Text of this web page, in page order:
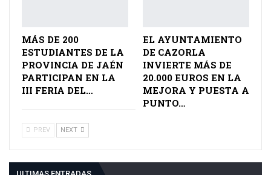
MÁS DE 200
ESTUDIANTES DE LA
PROVINCIA DE JAÉN
PARTICIPAN EN LA
III FERIA DEL…
EL AYUNTAMIENTO
DE CAZORLA
INVIERTE MÁS DE
20.000 EUROS EN LA
MEJORA Y PUESTA A
PUNTO…
PREV NEXT